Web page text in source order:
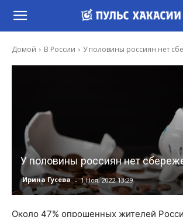
Домой В России У половины россиян нет
У половины россиян нет
Ирина Гусева - 1 Ноя, 2022 13:29
Около 47% опрошенных жителей